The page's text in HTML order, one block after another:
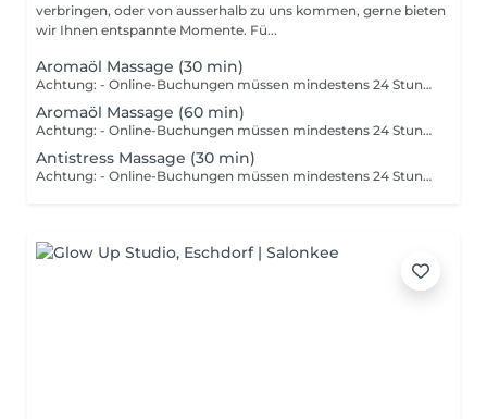
verbringen, oder von ausserhalb zu uns kommen, gerne bieten
wir Ihnen entspannte Momente. Fü...
Aromaöl Massage (30 min)
Achtung: - Online-Buchungen müssen mindestens 24 Stunden im Voraus getätigt werden. - Sollten Sie gerne kurzfristig (weniger als 24 Stunden im Voraus) eine Massage buchen, dann wählen Sie bitte die Nummer +49 173 390 20 62. - Sollten Sie die Massage absagen müssen, bitten wir Sie dies mindestens 24 Stunden im Voraus zu tun, da wir ansonsten 70 % des Preises der Massage berechnen müssen. - Mitarbeiter und Zeiten können gegebenenfalls, nach Absprache mit Ihnen, angepasst werden. Die Aromaölmassage ist eine ganz besondere Form den Duft von ätherischen Ölen zu genießen. Bei dieser Massageform wird durch die Kombination einer sanften Körpermassage und hochwertigen, warmen Ölen ein besonders tiefer Zustand der Entspannung erreicht.
Aromaöl Massage (60 min)
Achtung: - Online-Buchungen müssen mindestens 24 Stunden im Voraus getätigt werden. - Sollten Sie gerne kurzfristig (weniger als 24 Stunden im Voraus) eine Massage buchen, dann wählen Sie bitte die Nummer +49 173 390 20 62. - Sollten Sie die Massage absagen müssen, bitten wir Sie dies mindestens 24 Stunden im Voraus zu tun, da wir ansonsten 70 % des Preises der Massage berechnen müssen. - Mitarbeiter und Zeiten können gegebenenfalls, nach Absprache mit Ihnen, angepasst werden. Die Aromaölmassage ist eine ganz besondere Form den Duft von ätherischen Ölen zu genießen. Bei dieser Massageform wird durch die Kombination einer sanften Körpermassage und hochwertigen, warmen Ölen ein besonders tiefer Zustand der Entspannung erreicht.
Antistress Massage (30 min)
Achtung: - Online-Buchungen müssen mindestens 24 Stunden im Voraus getätigt werden. - Sollten Sie gerne weniger als 24 Stunden im Voraus eine Massage buchen, dann wählen Sie bitte die Nummer +49 173 390 20 62. - Sollten Sie die Massage absagen müssen, bitten wir Sie dies mindestens 24 Stunden im Voraus zu tun, da wir ansonsten 70 % des Preises der Massage berechnen müssen. - Mitarbeiter und Zeiten können nach Absprache mit Ihnen geändert werden. Bei der Anti-Stress-Massage werden einzelne Partien wie Schultern, Nacken, Gesicht und Rücken mit langsamen, rhythmischen Streichbewegungen massiert. Durch die verschiedenen Massagetechniken und Gelenklockerungen wird zum einen die Muskulatur entspannt.